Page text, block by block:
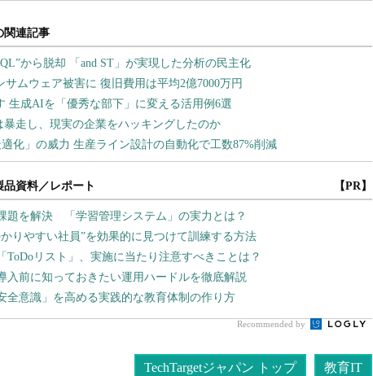
資料／レポート 【PR】
題を解決 「学習管理システム」の実力とは？
りやすい社員”を効果的に見つけて訓練する方法
ToDoリスト」、実施に当たり注意すべきことは？
入前に知っておきたい運用ハードルを徹底解説
全意識」を高める実践的な教育体制の作り方
Recommended by
TechTargetジャパン トップ 教育IT